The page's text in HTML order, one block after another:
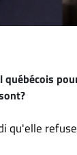
qu'elle